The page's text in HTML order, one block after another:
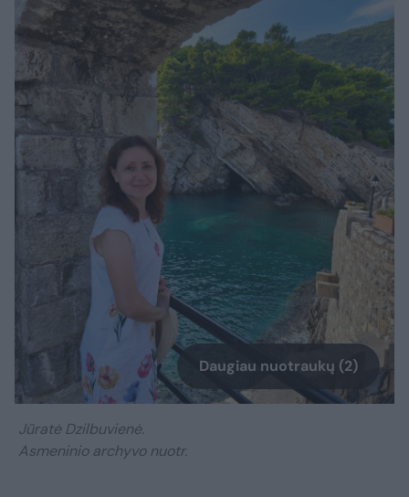
Daugiau nuotraukų (2)
Jūratė Dzilbuvienė.
Asmeninio archyvo nuotr.